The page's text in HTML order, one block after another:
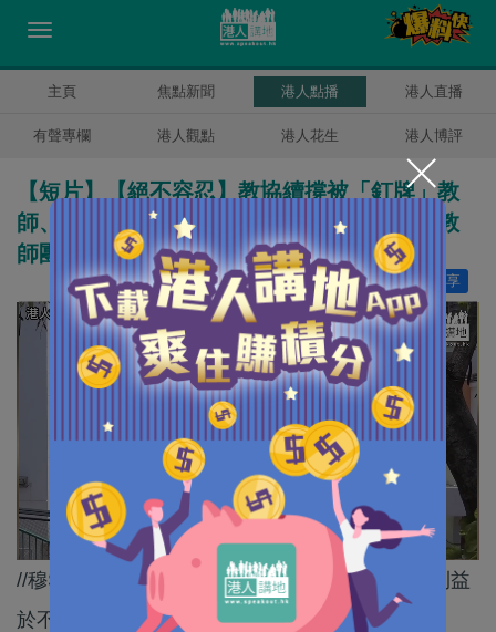
主頁 焦點新聞 港人點播 港人直播
有聲專欄 港人觀點 港人花生 港人博評
【短片】【絕不容忍】教協​續撐被「釘牌」教
師、穆家駿斥：立場先行、是政治團體、非教
師團體、藉着幫教師發聲為名繼續亂港！
分享
讚好 32
//穆Sir講得啱！教協處處包庇失德教師，置學生利益
於不顧，根本不配稱為教師專業團體！//